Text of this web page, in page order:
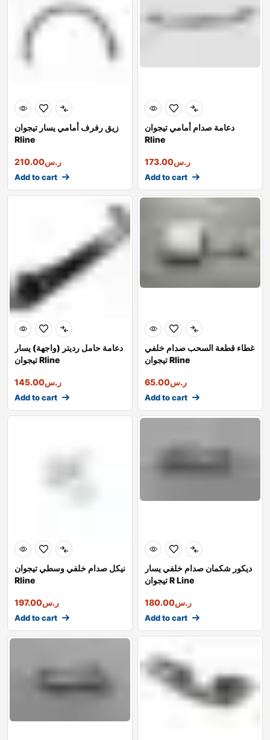
زيق رفرف أمامي يسار تيجوان
Rline
ر.س210.00
Add to cart
دعامة صدام أمامي تيجوان
Rline
ر.س173.00
Add to cart
دعامة حامل رديتر (واجهة) يسار
تيجوان Rline
ر.س145.00
Add to cart
غطاء قطعة السحب صدام خلفي
تيجوان Rline
ر.س65.00
Add to cart
نيكل صدام خلفي وسطي تيجوان
Rline
ر.س197.00
Add to cart
ديكور شكمان صدام خلفي يسار
تيجوان R Line
ر.س180.00
Add to cart